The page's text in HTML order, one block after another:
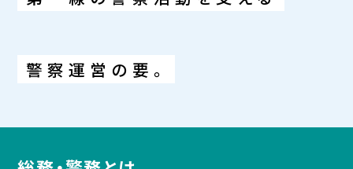
警察運営の要。